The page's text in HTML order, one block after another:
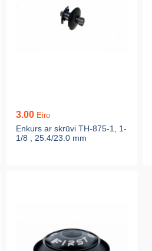
3.00 Eiro
Enkurs ar skrūvi TH-875-1, 1-
1/8 , 25.4/23.0 mm